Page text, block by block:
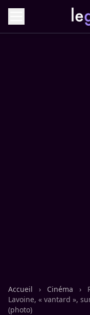
Accueil › Cinéma ›
Lavoine, « vantard »,
(photo)